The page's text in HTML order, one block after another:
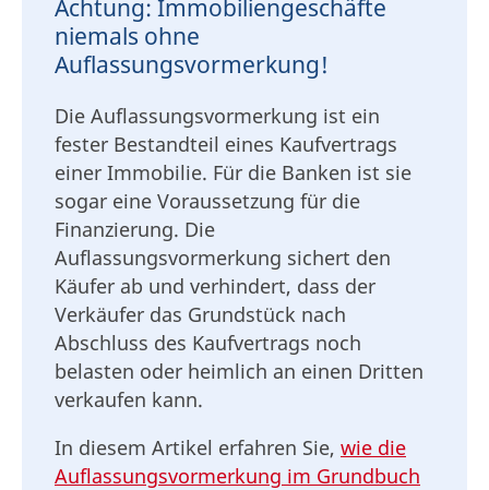
Achtung: Immobiliengeschäfte
niemals ohne
Auflassungsvormerkung!
Die Auflassungsvormerkung ist ein
fester Bestandteil eines Kaufvertrags
einer Immobilie. Für die Banken ist sie
sogar eine Voraussetzung für die
Finanzierung. Die
Auflassungsvormerkung sichert den
Käufer ab und verhindert, dass der
Verkäufer das Grundstück nach
Abschluss des Kaufvertrags noch
belasten oder heimlich an einen Dritten
verkaufen kann.
In diesem Artikel erfahren Sie, wie die
Auflassungsvormerkung im Grundbuch